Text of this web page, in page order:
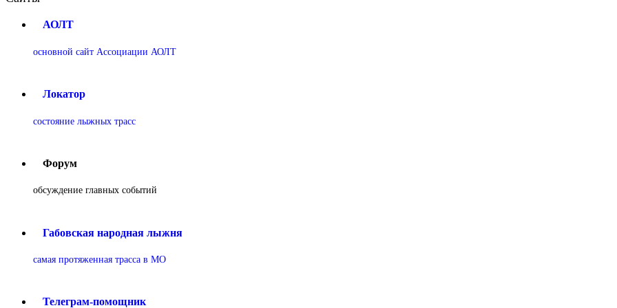
АОЛТ
основной сайт Ассоциации АОЛТ
Локатор
состояние лыжных трасс
Форум
обсуждение главных событий
Габовская народная лыжня
самая протяженная трасса в МО
Телеграм-помощник